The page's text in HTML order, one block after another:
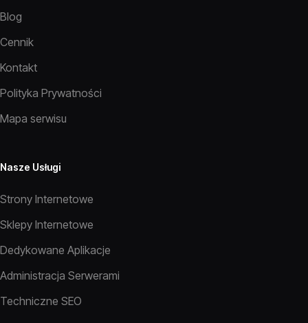
Blog
Cennik
Kontakt
Polityka Prywatności
Mapa serwisu
Nasze Usługi
Strony Internetowe
Sklepy Internetowe
Dedykowane Aplikacje
Administracja Serwerami
Techniczne SEO